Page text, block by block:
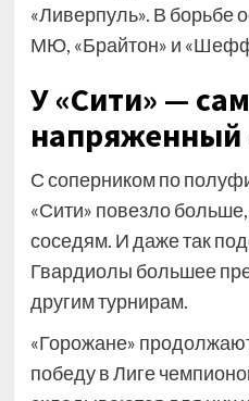
«Ливерпуль». В борьбе
МЮ, «Брайтон» и
У «Сити» —
напряженный
С соперником по
«Сити» повезло
соседям. И даже так
Гвардиолы большее
другим турнирам.
«Горожане»
победу в Лиге